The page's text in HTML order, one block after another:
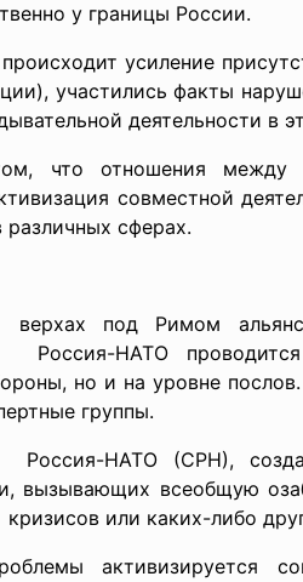
у границы России.
усиление
участились факты
деятельности в
что отношения
совместной
сферах.
под Римом альянс
Россия-НАТО
но и на уровне
группы.
Россия-НАТО (СРН),
вызывающих всеобщую
или каких-либо
активизируется